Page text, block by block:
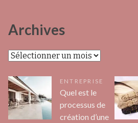
Archives
Archives
ENTREPRISE
Quel est le
processus de
création d’une